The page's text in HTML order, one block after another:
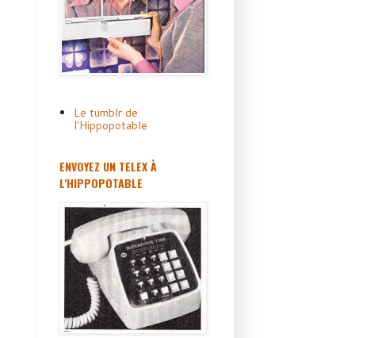
Le tumblr de
l'Hippopotable
ENVOYEZ UN TELEX À
L'HIPPOPOTABLE